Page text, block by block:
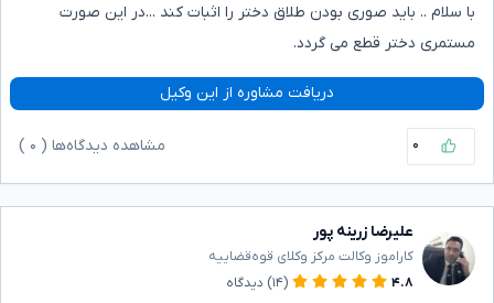
با سلام .. باید صوری بودن طلاق دختر را اثبات کند ...در این صورت
مستمری دختر قطع می گردد.
دریافت مشاوره از این وکیل
۰ مشاهده دیدگاه‌ها ( ۰
علیرضا زرینه پور
کاراموز وکالت مرکز وکلای قوه‌قضاییه
۴.۸
(۱۴) دیدگاه